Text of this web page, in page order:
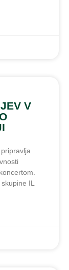
V
IL